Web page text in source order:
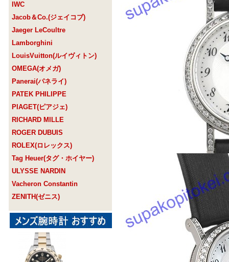
IWC
Jacob＆Co.(ジェイコブ)
Jaeger LeCoultre
Lamborghini
LouisVuitton(ルイヴィトン)
OMEGA(オメガ)
Panerai(パネライ)
PATEK PHILIPPE
PIAGET(ピアジェ)
RICHARD MILLE
ROGER DUBUIS
ROLEX(ロレックス)
Tag Heuer(タグ・ホイヤー)
ULYSSE NARDIN
Vacheron Constantin
ZENITH(ゼニス)